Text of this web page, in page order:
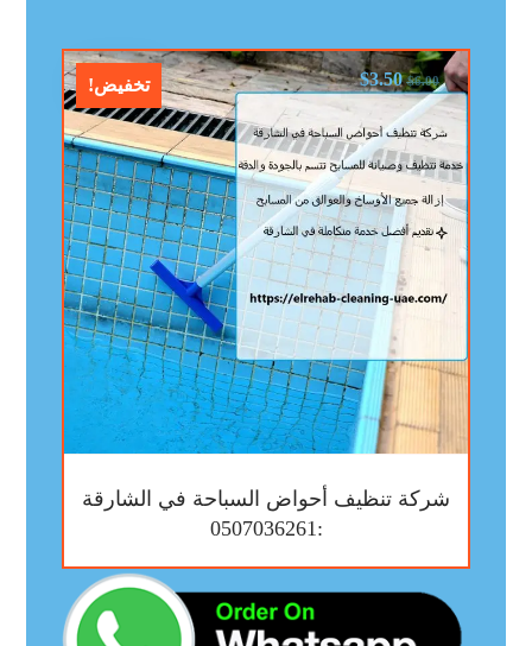
تخفيض!
شركة تنظيف أحواض السباحة في الشارقة
:0507036261
$6.00
$3.50